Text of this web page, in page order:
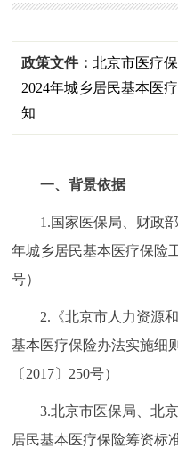
政务公开
市领导
个人服务
政民互动
12345网上接诉即办
政策文件：北京市医疗
2024年城乡居民基本医
知
一、背景依据
1.国家医保局、财政部
年城乡居民基本医疗保险
号）
2.《北京市人力资源和
基本医疗保险办法实施细
〔2017〕250号）
3.北京市医保局、北京
居民基本医疗保险筹资标